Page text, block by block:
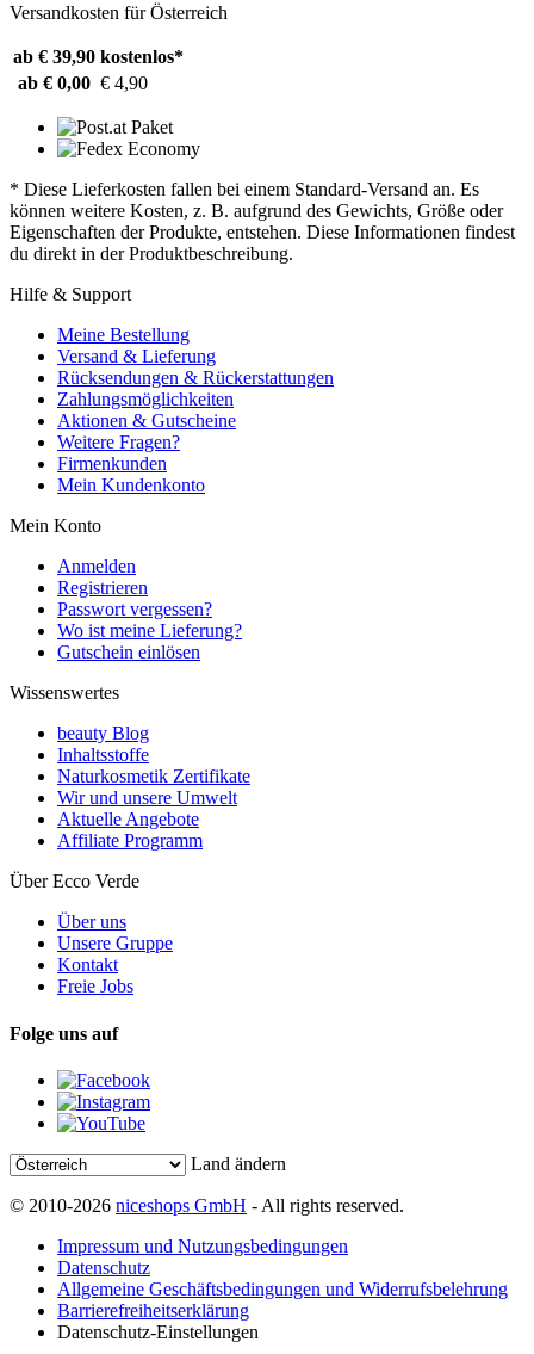
Versandkosten für Österreich
ab € 39,90 kostenlos*
ab € 0,00 € 4,90
* Diese Lieferkosten fallen bei einem Standard-Versand an. Es
können weitere Kosten, z. B. aufgrund des Gewichts, Größe oder
Eigenschaften der Produkte, entstehen. Diese Informationen findest
du direkt in der Produktbeschreibung.
Hilfe & Support
Meine Bestellung
Versand & Lieferung
Rücksendungen & Rückerstattungen
Zahlungsmöglichkeiten
Aktionen & Gutscheine
Weitere Fragen?
Firmenkunden
Mein Kundenkonto
Mein Konto
Anmelden
Registrieren
Passwort vergessen?
Wo ist meine Lieferung?
Gutschein einlösen
Wissenswertes
beauty Blog
Inhaltsstoffe
Naturkosmetik Zertifikate
Wir und unsere Umwelt
Aktuelle Angebote
Affiliate Programm
Über Ecco Verde
Über uns
Unsere Gruppe
Kontakt
Freie Jobs
Folge uns auf
Land ändern
© 2010-2026 niceshops GmbH - All rights reserved.
Impressum und Nutzungsbedingungen
Datenschutz
Allgemeine Geschäftsbedingungen und Widerrufsbelehrung
Barrierefreiheitserklärung
Datenschutz-Einstellungen